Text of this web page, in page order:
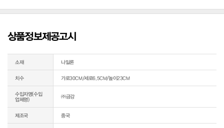
상품정보제공고시
소재 나일론
치수 가로30CM/세로6.5CM/높이23CM
수입자명(수입
업체명)
㈜금강
제조국 중국